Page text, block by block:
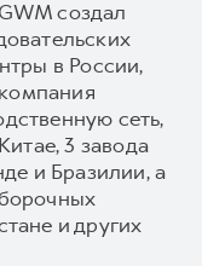
создал
в России,
сеть,
3 завода
и Бразилии, а
и других